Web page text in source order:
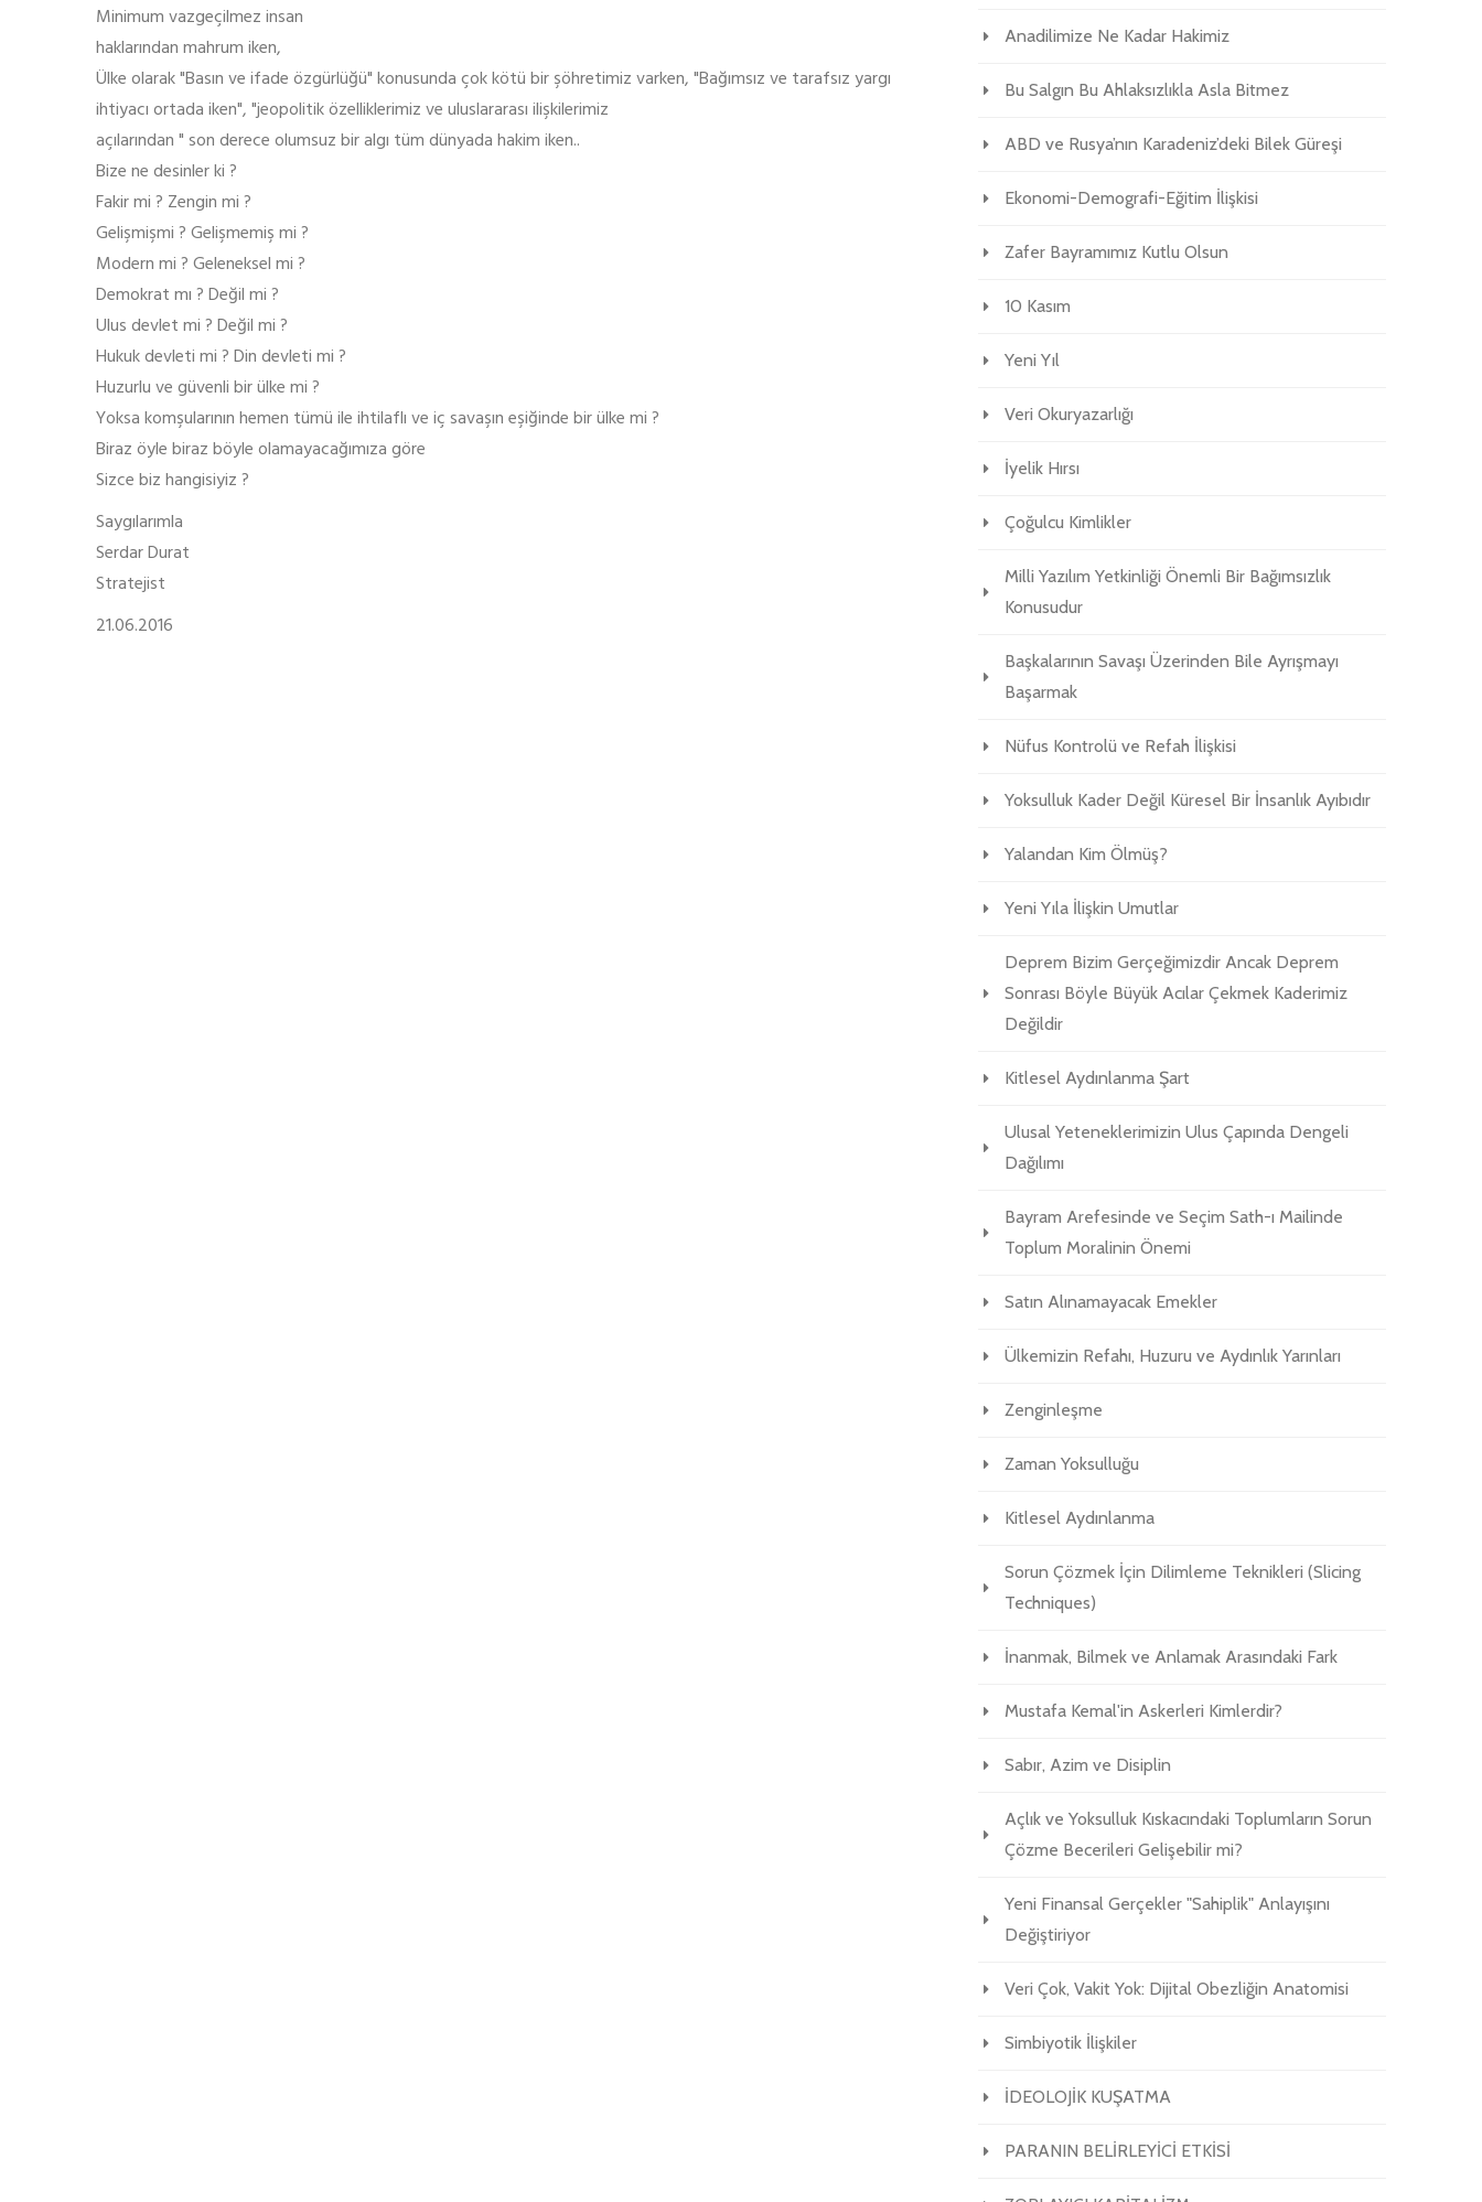
Minimum vazgeçilmez insan
haklarından mahrum iken,
Ülke olarak "Basın ve ifade özgürlüğü" konusunda çok kötü bir şöhretimiz varken, "Bağımsız ve tarafsız yargı
ihtiyacı ortada iken", "jeopolitik özelliklerimiz ve uluslararası ilişkilerimiz
açılarından " son derece olumsuz bir algı tüm dünyada hakim iken..
Bize ne desinler ki ?
Fakir mi ? Zengin mi ?
Gelişmişmi ? Gelişmemiş mi ?
Modern mi ? Geleneksel mi ?
Demokrat mı ? Değil mi ?
Ulus devlet mi ? Değil mi ?
Hukuk devleti mi ? Din devleti mi ?
Huzurlu ve güvenli bir ülke mi ?
Yoksa komşularının hemen tümü ile ihtilaflı ve iç savaşın eşiğinde bir ülke mi ?
Biraz öyle biraz böyle olamayacağımıza göre
Sizce biz hangisiyiz ?
Saygılarımla
Serdar Durat
Stratejist
21.06.2016
Anadilimize Ne Kadar Hakimiz
Bu Salgın Bu Ahlaksızlıkla Asla Bitmez
ABD ve Rusya’nın Karadeniz’deki Bilek Güreşi
Ekonomi-Demografi-Eğitim İlişkisi
Zafer Bayramımız Kutlu Olsun
10 Kasım
Yeni Yıl
Veri Okuryazarlığı
İyelik Hırsı
Çoğulcu Kimlikler
Milli Yazılım Yetkinliği Önemli Bir Bağımsızlık
Konusudur
Başkalarının Savaşı Üzerinden Bile Ayrışmayı
Başarmak
Nüfus Kontrolü ve Refah İlişkisi
Yoksulluk Kader Değil Küresel Bir İnsanlık Ayıbıdır
Yalandan Kim Ölmüş?
Yeni Yıla İlişkin Umutlar
Deprem Bizim Gerçeğimizdir Ancak Deprem
Sonrası Böyle Büyük Acılar Çekmek Kaderimiz
Değildir
Kitlesel Aydınlanma Şart
Ulusal Yeteneklerimizin Ulus Çapında Dengeli
Dağılımı
Bayram Arefesinde ve Seçim Sath-ı Mailinde
Toplum Moralinin Önemi
Satın Alınamayacak Emekler
Ülkemizin Refahı, Huzuru ve Aydınlık Yarınları
Zenginleşme
Zaman Yoksulluğu
Kitlesel Aydınlanma
Sorun Çözmek İçin Dilimleme Teknikleri (Slicing
Techniques)
İnanmak, Bilmek ve Anlamak Arasındaki Fark
Mustafa Kemal'in Askerleri Kimlerdir?
Sabır, Azim ve Disiplin
Açlık ve Yoksulluk Kıskacındaki Toplumların Sorun
Çözme Becerileri Gelişebilir mi?
Yeni Finansal Gerçekler "Sahiplik" Anlayışını
Değiştiriyor
Veri Çok, Vakit Yok: Dijital Obezliğin Anatomisi
Simbiyotik İlişkiler
İDEOLOJİK KUŞATMA
PARANIN BELİRLEYİCİ ETKİSİ